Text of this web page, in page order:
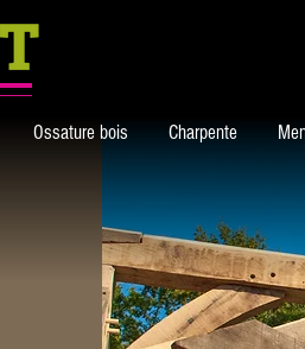
Ossature bois Charpente